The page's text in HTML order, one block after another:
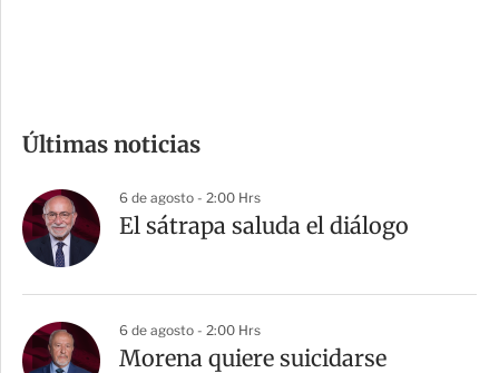
p
a
r
t
Últimas noticias
6 de agosto - 2:00 Hrs
El sátrapa saluda el diálogo
6 de agosto - 2:00 Hrs
Morena quiere suicidarse